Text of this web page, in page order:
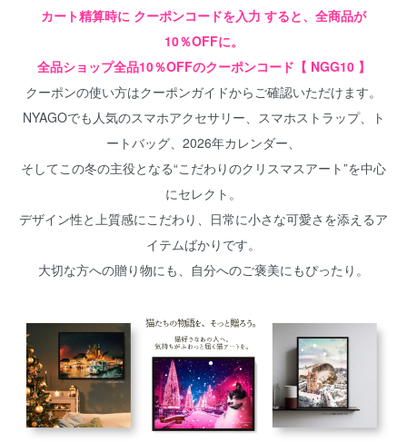
カート精算時に クーポンコードを入力 すると、全商品が
10％OFFに。
全品ショップ全品10％OFFのクーポンコード【 NGG10 】
クーポンの使い方はクーポンガイドからご確認いただけます。
NYAGOでも人気のスマホアクセサリー、スマホストラップ、ト
ートバッグ、2026年カレンダー、
そしてこの冬の主役となる“こだわりのクリスマスアート”を中心
にセレクト。
デザイン性と上質感にこだわり、日常に小さな可愛さを添えるア
イテムばかりです。
大切な方への贈り物にも、自分へのご褒美にもぴったり。